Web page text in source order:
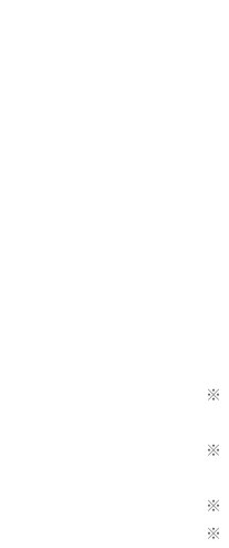
※
※
※
※